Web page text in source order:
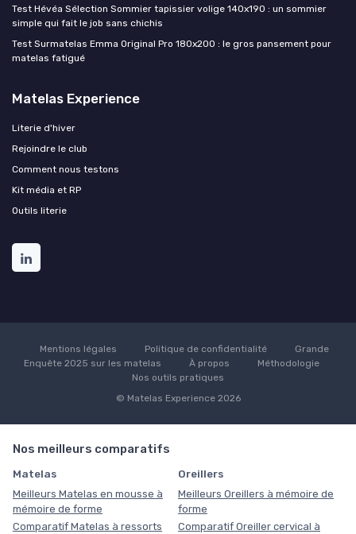
Test Hévéa Sélection Sommier tapissier volige 140x190 : un sommier
simple qui fait le job sans chichis
Test Surmatelas Emma Original Pro 180x200 : le gros pansement pour
matelas fatigué
Matelas Experience
Literie d'hiver
Rejoindre le club
Comment nous testons
Kit média et RP
Outils literie
Mentions légales Politique de confidentialité
Grande
Enquête 2025 sur les matelas
À propos
Méthodologie
Nos outils pratiques
© Matelas Experience 2026
Nos meilleurs comparatifs
Matelas
Meilleurs Matelas en mousse à
mémoire de forme
Comparatif Matelas à ressorts
Oreillers
Meilleurs Oreillers à mémoire de
forme
Comparatif Oreiller cervical à